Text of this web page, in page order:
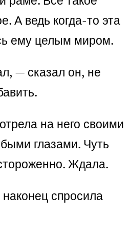
А ведь когда-то эта
ему целым миром.
— сказал он, не
на него своими
глазами. Чуть
Ждала.
спросила